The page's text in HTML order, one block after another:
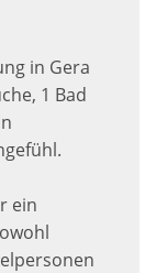
in Gera
1 Bad
ein